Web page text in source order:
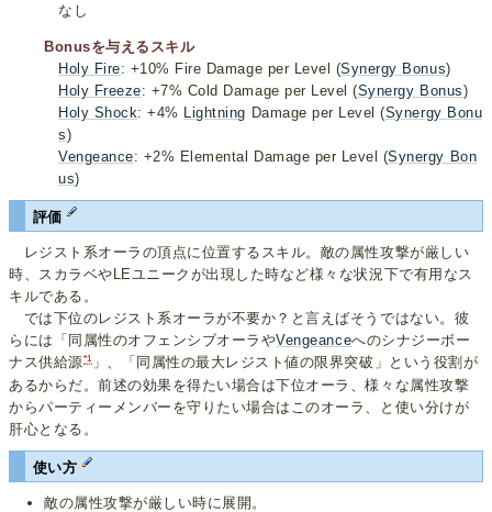
なし
Bonusを与えるスキル
Holy Fire: +10% Fire Damage per Level (Synergy Bonus)
Holy Freeze: +7% Cold Damage per Level (Synergy Bonus)
Holy Shock: +4% Lightning Damage per Level (Synergy Bonu
s)
Vengeance: +2% Elemental Damage per Level (Synergy Bon
us)
評価
レジスト系オーラの頂点に位置するスキル。敵の属性攻撃が厳しい
時、スカラベやLEユニークが出現した時など様々な状況下で有用なス
キルである。
では下位のレジスト系オーラが不要か？と言えばそうではない。彼
らには「同属性のオフェンシブオーラやVengeanceへのシナジーボー
ナス供給源*1」、「同属性の最大レジスト値の限界突破」という役割が
あるからだ。前述の効果を得たい場合は下位オーラ、様々な属性攻撃
からパーティーメンバーを守りたい場合はこのオーラ、と使い分けが
肝心となる。
使い方
敵の属性攻撃が厳しい時に展開。